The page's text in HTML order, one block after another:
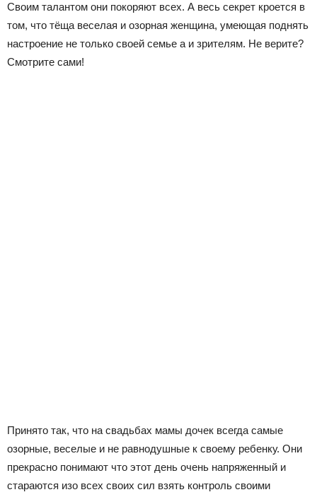
Своим талантом они покоряют всех. А весь секрет кроется в
том, что тёща веселая и озорная женщина, умеющая поднять
настроение не только своей семье а и зрителям. Не верите?
Смотрите сами!
Принято так, что на свадьбах мамы дочек всегда самые
озорные, веселые и не равнодушные к своему ребенку. Они
прекрасно понимают что этот день очень напряженный и
стараются изо всех своих сил взять контроль своими